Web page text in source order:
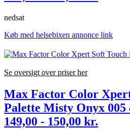
nedsat
Køb med helsebixen annonce link
Se oversigt over priser her
Max Factor Color
Palette Misty Onyx 005
149,00 - 150,00 kr.